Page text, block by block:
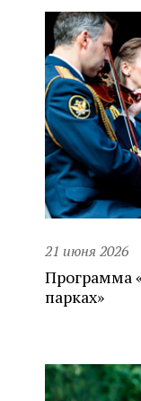
21 июня 2026
Программа
парках»